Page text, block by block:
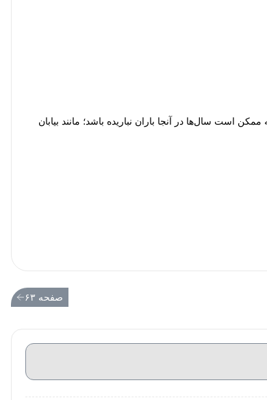
است سال‌ها در آنجا باران نباریده باشد؛ مانند بیابان
صفحه ۶۳